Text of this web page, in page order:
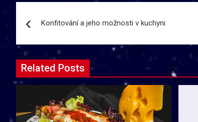
pro
příspěvek
Konfitování a jeho možnosti v kuchyni
Related Posts